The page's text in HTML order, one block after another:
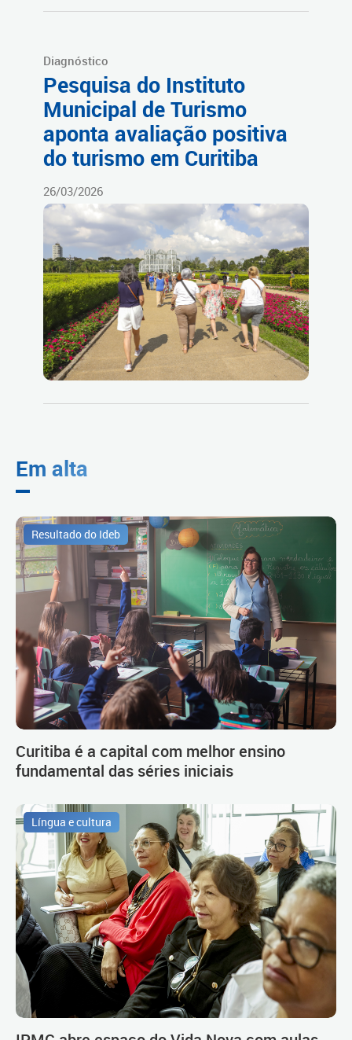
Diagnóstico
Pesquisa do Instituto
Municipal de Turismo
aponta avaliação positiva
do turismo em Curitiba
26/03/2026
Em alta
Resultado do Ideb
Curitiba é a capital com melhor ensino
fundamental das séries iniciais
Língua e cultura